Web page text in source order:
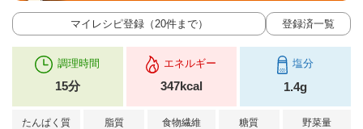
マイレシピ登録（20件まで） 登録済一覧
調理時間
15分
エネルギー
347kcal
塩分
1.4g
たんぱく質 脂質 食物繊維 糖質 野菜量